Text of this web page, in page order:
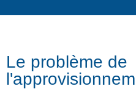
Le problème de